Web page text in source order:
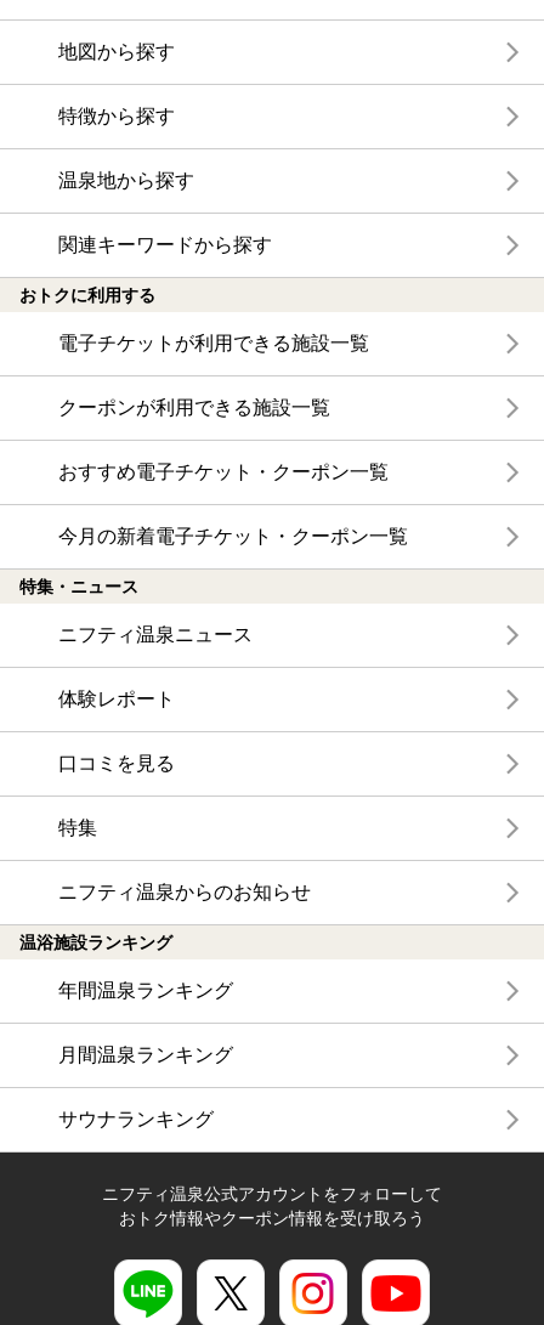
地図から探す
特徴から探す
温泉地から探す
関連キーワードから探す
おトクに利用する
電子チケットが利用できる施設一覧
クーポンが利用できる施設一覧
おすすめ電子チケット・クーポン一覧
今月の新着電子チケット・クーポン一覧
特集・ニュース
ニフティ温泉ニュース
体験レポート
口コミを見る
特集
ニフティ温泉からのお知らせ
温浴施設ランキング
年間温泉ランキング
月間温泉ランキング
サウナランキング
ニフティ温泉公式アカウントをフォローして
おトク情報やクーポン情報を受け取ろう